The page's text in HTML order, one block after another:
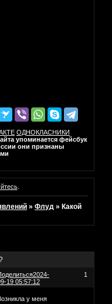
ОДНОКЛАСНИКИ
упоминается фейсбук
они признаны
.
»Флуд » Какой
1
2024-
19 05:57:12
у меня